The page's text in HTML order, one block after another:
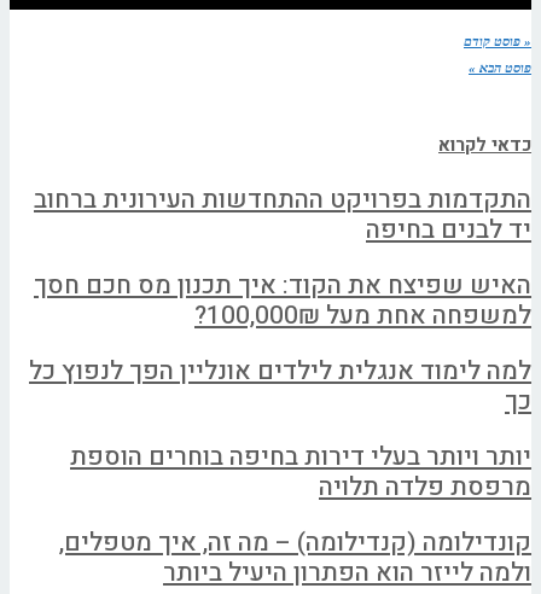
« פוסט קודם
פוסט הבא »
כדאי לקרוא
התקדמות בפרויקט ההתחדשות העירונית ברחוב
יד לבנים בחיפה
האיש שפיצח את הקוד: איך תכנון מס חכם חסך
למשפחה אחת מעל 100,000₪?
למה לימוד אנגלית לילדים אונליין הפך לנפוץ כל
כך
יותר ויותר בעלי דירות בחיפה בוחרים הוספת
מרפסת פלדה תלויה
קונדילומה (קנדילומה) – מה זה, איך מטפלים,
ולמה לייזר הוא הפתרון היעיל ביותר